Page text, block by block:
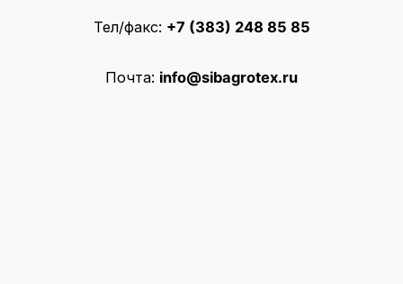
Тел/факс: +7 (383) 248 85 85
Почта: info@sibagrotex.ru